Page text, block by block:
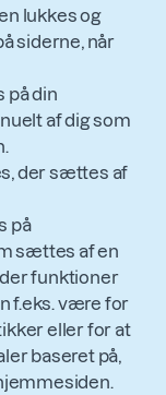
lukkes og
siderne, når
på din
af dig som
der sættes af
på
sættes af en
funktioner
f.eks. være for
eller for at
baseret på,